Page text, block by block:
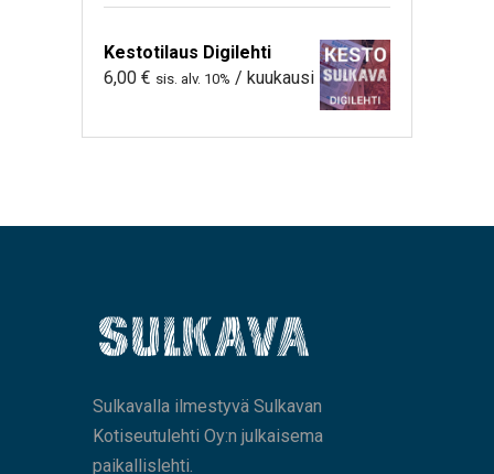
Kestotilaus Digilehti
6,00 € sis. alv. 10% / kuukausi
Sulkavalla ilmestyvä Sulkavan
Kotiseutulehti Oy:n julkaisema
paikallislehti.